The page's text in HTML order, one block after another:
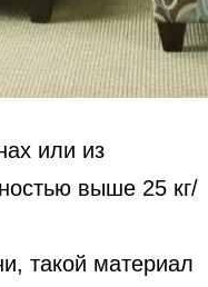
или из
выше 25 кг/
такой материал